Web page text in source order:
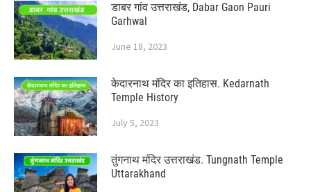
डाबर गांव उत्तराखंड, Dabar Gaon Pauri
Garhwal
June 18, 2023
केदारनाथ मंदिर का इतिहास. Kedarnath
Temple History
July 5, 2023
तुंगनाथ मंदिर उत्तराखंड. Tungnath Temple
Uttarakhand